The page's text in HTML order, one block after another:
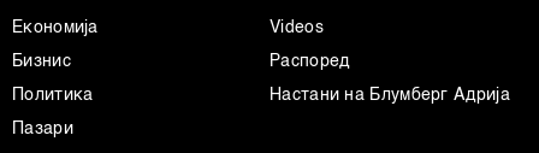
Економија
Бизнис
Политика
Пазари
Videos
Распоред
Настани на Блумберг Адрија